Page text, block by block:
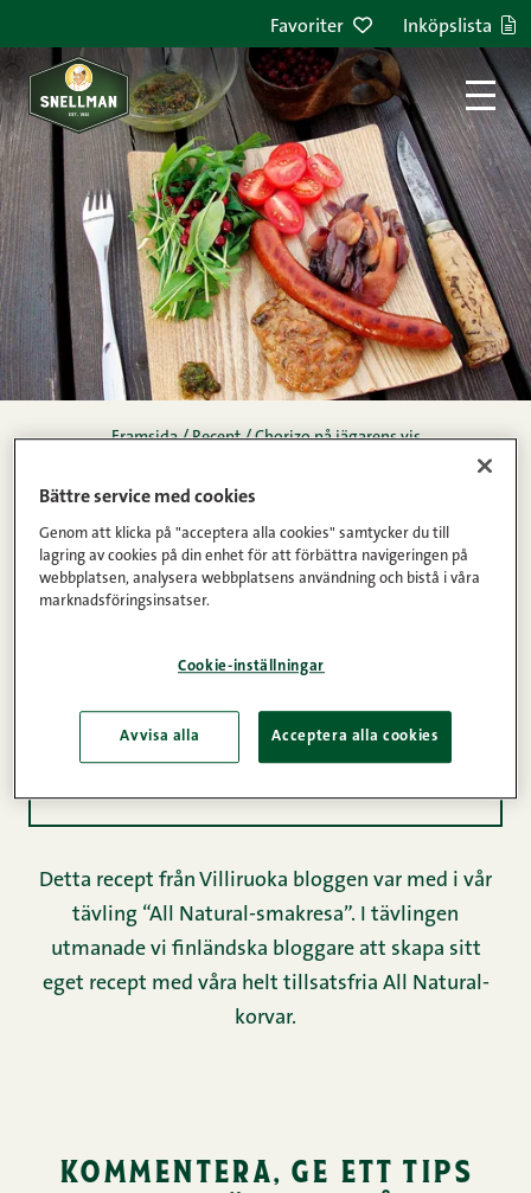
Favoriter Inköpslista
Framsida / Recept / Chorizo på jägarens vis
chorizo på jägarens vis
1 2 3 4 5 Kommentarer
Detta recept från Villiruoka bloggen var med i vår
tävling “All Natural-smakresa”. I tävlingen
utmanade vi finländska bloggare att skapa sitt
eget recept med våra helt tillsatsfria All Natural-
korvar.
kommentera, ge ett tips
Bättre service med cookies
Genom att klicka på "acceptera alla cookies" samtycker du till
lagring av cookies på din enhet för att förbättra navigeringen på
webbplatsen, analysera webbplatsens användning och bistå i våra
marknadsföringsinsatser.
Cookie-inställningar
Avvisa alla Acceptera alla cookies